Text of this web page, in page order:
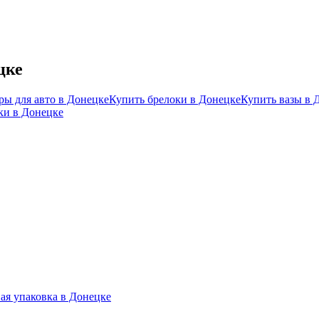
для авто в ДонецкеКупить брелоки в ДонецкеКупить вазы в
в Донецке
упаковка в Донецке